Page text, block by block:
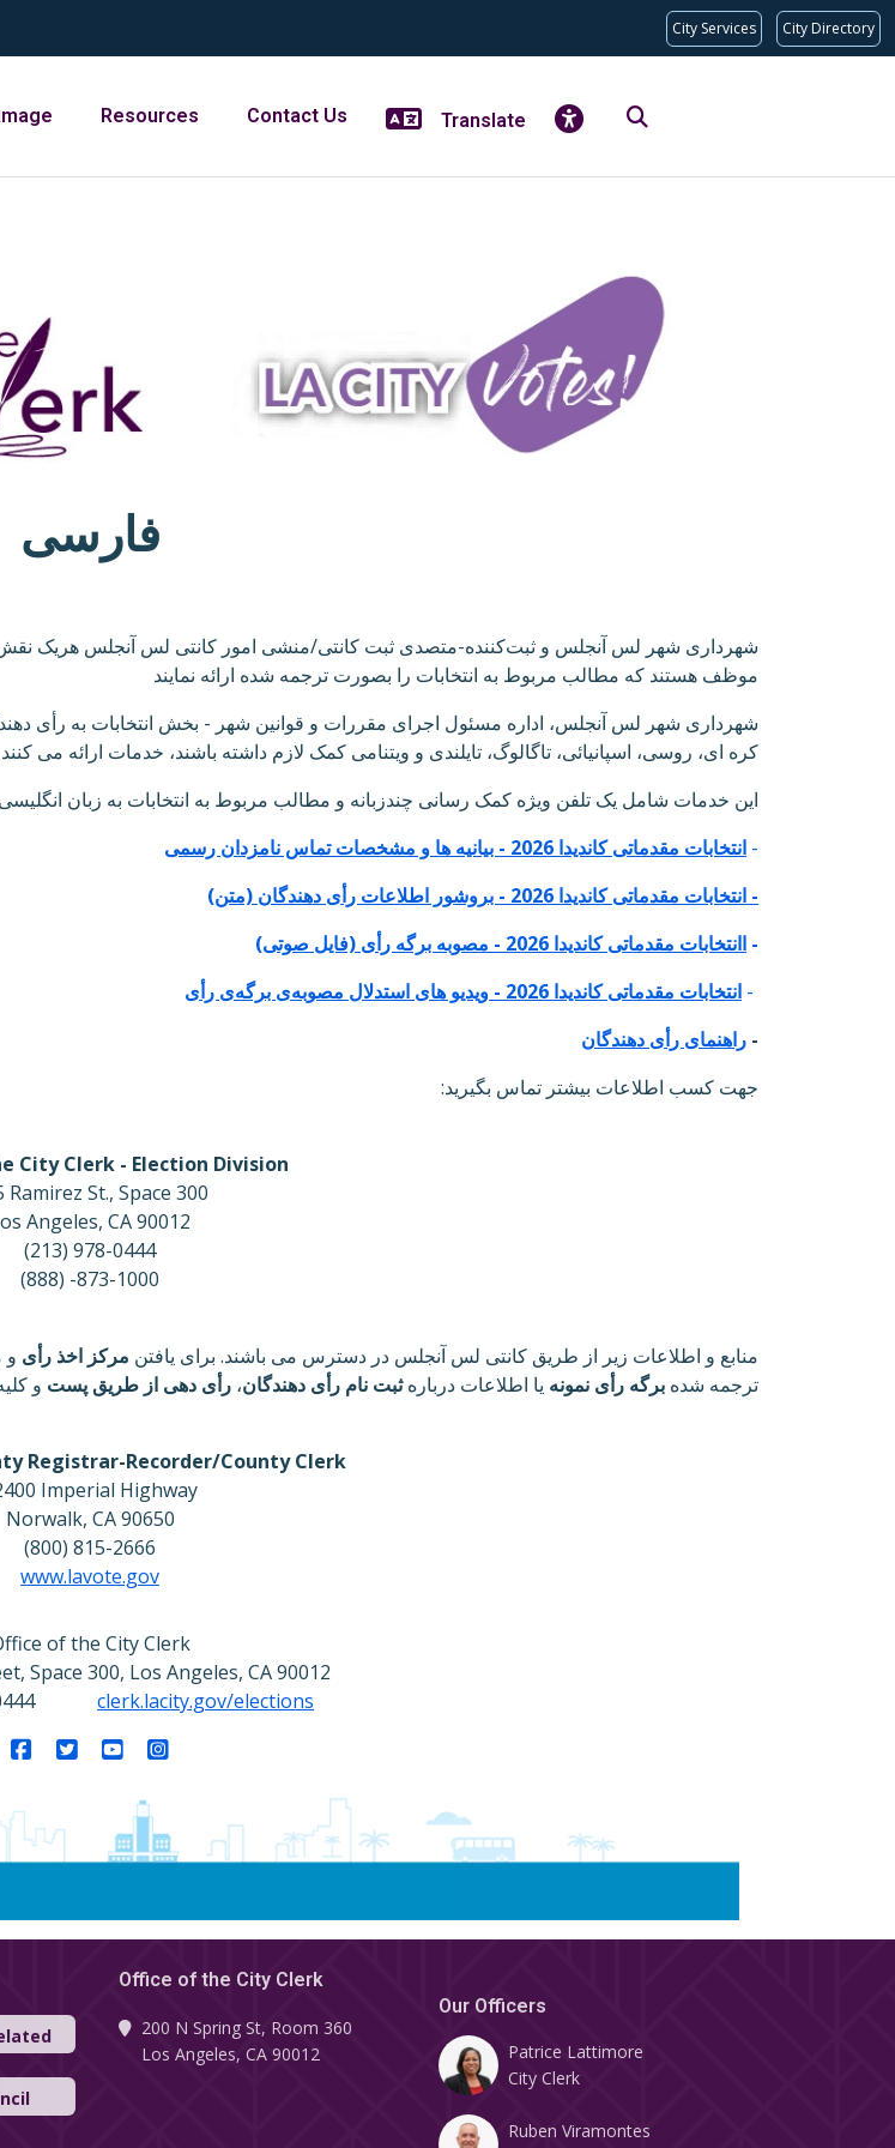
City Services City Directory
Resources Contact Us Translate
فارسی
شهرداری شهر لس آنجلس و ثبت‌کننده‌-متصدی ثبت کانتی/منشی امور کانتی لس آنجلس هریک
موظف هستند که مطالب مربوط به انتخابات را بصورت ترجمه شده ارائه نمایند
شهرداری شهر لس آنجلس، اداره مسئول اجرای مقررات و قوانین شهر - بخش انتخابات به رأی
کره ای، روسی، اسپانیائی، تاگالوگ، تایلندی و ویتنامی کمک لازم داشته باشند، خدمات ارائه می کنند
:این خدمات شامل یک تلفن ویژه کمک رسانی چندزبانه و مطالب مربوط به انتخابات به زبان انگلیسی
انتخابات مقدماتی کاندیدا 2026 - بیانیه ها و مشخصات تماس نامزدان رسمی -
(انتخابات مقدماتی کاندیدا 2026 - بروشور اطلاعات رأی دهندگان (متن -
اانتخابات مقدماتی کاندیدا 2026 - مصوبه برگه رأی (فایل صوتی) -
انتخابات مقدماتی کاندیدا 2026 - ویدیو های استدلال مصوبه‌ی برگه‌ی رأی -
راهنمای رأی دهندگان -
:جهت کسب اطلاعات بیشتر تماس بگیرید
City Clerk - Election Division
Ramirez St., Space 300
Angeles, CA 90012
(213) 978-0444
(888) -873-1000
منابع و اطلاعات زیر از طریق کانتی لس آنجلس در دسترس می باشند. برای یافتن مرکز اخذ رأی و
ترجمه شده برگه رأی نمونه یا اطلاعات دربارهثبت نام رأی دهندگان، رأی دهی از طریق پست و
Registrar-Recorder/County Clerk
Imperial Highway
Norwalk, CA 90650
(800) 815-2666
www.lavote.gov
of the City Clerk
Space 300, Los Angeles, CA 90012
0444 clerk.lacity.gov/elections
Facebook
Twitter YouTubeInstagram
Office of the City Clerk
200 N Spring St, Room 360
Los Angeles, CA 90012
Our Officers
Patrice Lattimore
City Clerk
Ruben Viramontes